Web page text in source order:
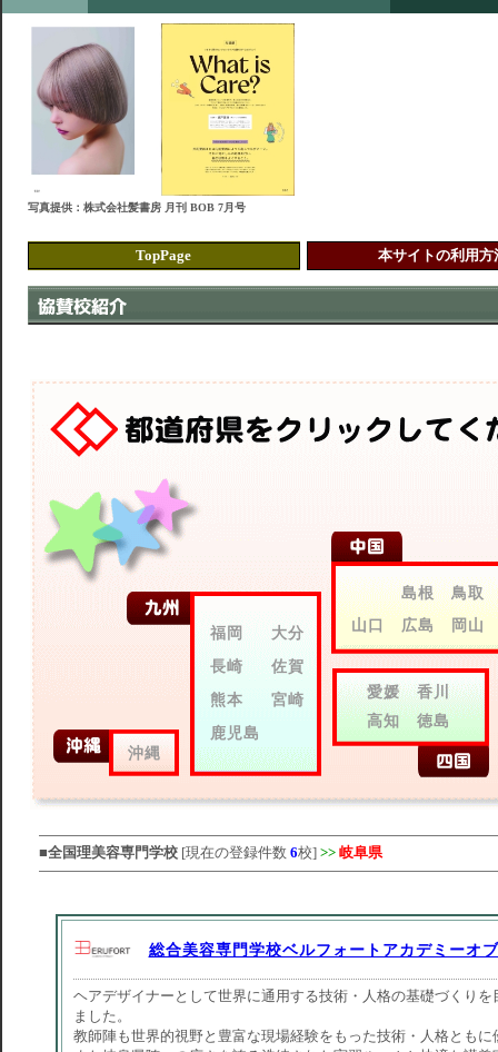
写真提供：株式会社髪書房 月刊 BOB 7月号
TopPage 本サイトの利用
沖縄
福岡
大分
長崎
佐賀
熊本
宮崎
鹿児島
島根
鳥取
山口
広島 岡山
愛媛
香川
高知
徳島
■全国理美容専門学校[現在の登録件数 6校] >> 岐阜県
総合美容専門学校ベルフォートアカデミーオ
ヘアデザイナーとして世界に通用する技術・人格の基礎づくり
ました。
教師陣も世界的視野と豊富な現場経験をもった技術・人格とも